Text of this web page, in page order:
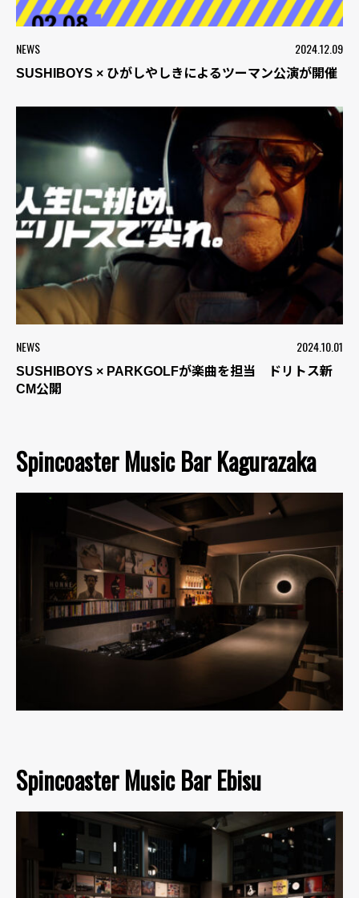
NEWS 2024.12.09
SUSHIBOYS × ひがしやしきによるツーマン公演が開催
NEWS 2024.10.01
SUSHIBOYS × PARKGOLFが楽曲を担当 ドリトス新
CM公開
Spincoaster Music Bar Kagurazaka
Spincoaster Music Bar Ebisu